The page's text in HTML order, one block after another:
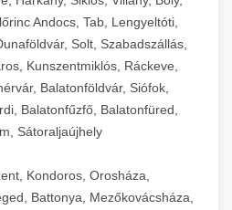
Andocs, Tab, Lengyeltóti,
Solt, Szabadszállás,
Kunszentmiklós, Ráckeve,
Balatonföldvár, Siófok,
Balatonfűzfő, Balatonfüred,
Sátoraljaújhely
Kondoros, Orosháza,
Battonya, Mezőkovácsháza,